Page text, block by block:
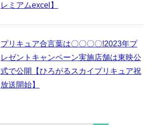
レミアムexcel】
プリキュア合言葉は〇〇〇〇!2023年プ
レゼントキャンペーン実施店舗は東映公
式で公開【ひろがるスカイプリキュア祝
放送開始】